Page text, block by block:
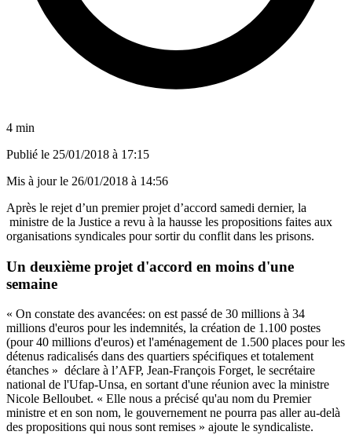
4 min
Publié le 25/01/2018 à 17:15
Mis à jour le 26/01/2018 à 14:56
Après le rejet d’un premier projet d’accord samedi dernier, la
ministre de la Justice a revu à la hausse les propositions faites aux
organisations syndicales pour sortir du conflit dans les prisons.
Un deuxième projet d'accord en moins d'une
semaine
« On constate des avancées: on est passé de 30 millions à 34
millions d'euros pour les indemnités, la création de 1.100 postes
(pour 40 millions d'euros) et l'aménagement de 1.500 places pour les
détenus radicalisés dans des quartiers spécifiques et totalement
étanches » déclare à l’AFP, Jean-François Forget, le secrétaire
national de l'Ufap-Unsa, en sortant d'une réunion avec la ministre
Nicole Belloubet. « Elle nous a précisé qu'au nom du Premier
ministre et en son nom, le gouvernement ne pourra pas aller au-delà
des propositions qui nous sont remises » ajoute le syndicaliste.